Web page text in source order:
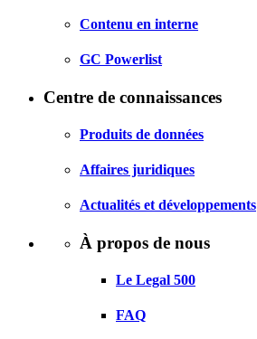
Contenu en interne
GC Powerlist
Centre de connaissances
Produits de données
Affaires juridiques
Actualités et développements
À propos de nous
Le Legal 500
FAQ